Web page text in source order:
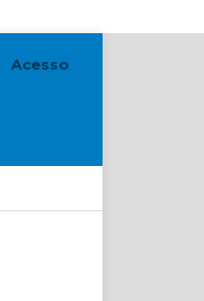
Acesso